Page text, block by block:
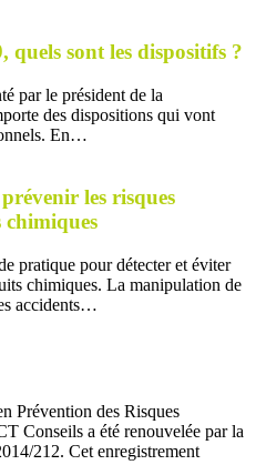
quels sont les dispositifs ?
par le président de la
des dispositions qui vont
En…
les risques
pratique pour détecter et éviter
chimiques. La manipulation de
accidents…
Prévention des Risques
Conseils a été renouvelée par la
212. Cet enregistrement